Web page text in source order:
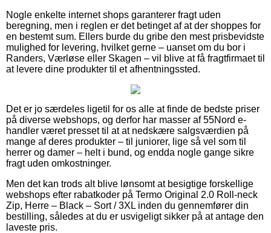
Nogle enkelte internet shops garanterer fragt uden
beregning, men i reglen er det betinget af at der shoppes for
en bestemt sum. Ellers burde du gribe den mest prisbevidste
mulighed for levering, hvilket gerne – uanset om du bor i
Randers, Værløse eller Skagen – vil blive at få fragtfirmaet til
at levere dine produkter til et afhentningssted.
Det er jo særdeles ligetil for os alle at finde de bedste priser
på diverse webshops, og derfor har masser af 55Nord e-
handler været presset til at at nedskære salgsværdien på
mange af deres produkter – til juniorer, lige så vel som til
herrer og damer – helt i bund, og endda nogle gange sikre
fragt uden omkostninger.
Men det kan trods alt blive lønsomt at besigtige forskellige
webshops efter rabatkoder på Termo Original 2.0 Roll-neck
Zip, Herre – Black – Sort / 3XL inden du gennemfører din
bestilling, således at du er usvigeligt sikker på at antage den
laveste pris.